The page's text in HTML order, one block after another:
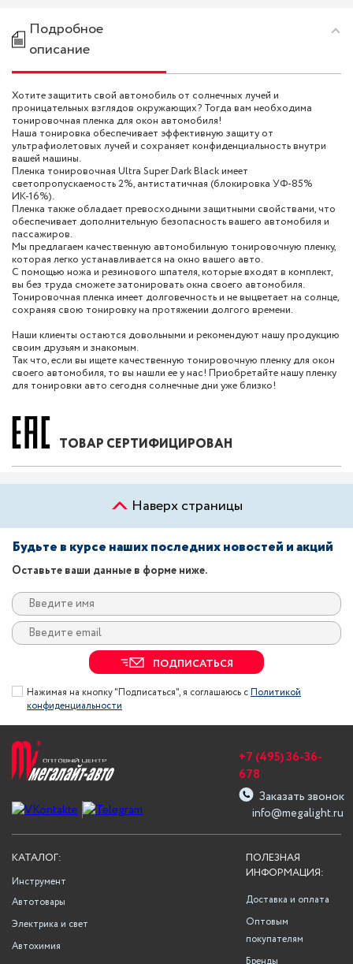
Подробное
описание
Хотите защитить свой автомобиль от солнечных лучей и
проницательных взглядов окружающих? Тогда вам необходима
тонировочная пленка для окон автомобиля!
Наша тонировка обеспечивает эффективную защиту от
ультрафиолетовых лучей и сохраняет конфиденциальность внутри
вашей машины.
Пленка тонировочная Ultra Super Dark Black имеет
светопропускаемость 2%, антистатичная (блокировка УФ-85%
ИК-16%).
Пленка также обладает превосходными защитными свойствами, что
обеспечивает дополнительную безопасность вашего автомобиля и
пассажиров.
Мы предлагаем качественную автомобильную тонировочную пленку,
которая легко устанавливается на окно вашего авто.
С помощью ножа и резинового шпателя, которые входят в комплект,
вы без труда сможете затонировать окна своего автомобиля.
Тонировочная пленка имеет долговечность и не выцветает на солнце,
сохраняя свою тонировку на протяжении долгого времени.
Наши клиенты остаются довольными и рекомендуют нашу продукцию
своим друзьям и знакомым.
Так что, если вы ищете качественную тонировочную пленку для окон
своего автомобиля, то вы нашли ее у нас! Приобретайте нашу пленку
для тонировки авто сегодня солнечные дни уже близко!
ТОВАР СЕРТИФИЦИРОВАН
Наверх страницы
Будьте в курсе наших последних новостей и акций
Оставьте ваши данные в форме ниже.
ПОДПИСАТЬСЯ
Нажимая на кнопку "Подписаться", я соглашаюсь сПолитикой
конфиденциальности
info@megalight.ru
+7 (495) 36-36-
678
Заказать звонок
ПОЛЕЗНАЯ
ИНФОРМАЦИЯ:
Доставка и оплата
Оптовым
покупателям
Бренды
КАТАЛОГ:
Инструмент
Автотовары
Электрика и свет
Автохимия